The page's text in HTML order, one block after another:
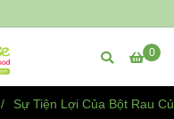
0
/ Sự Tiện Lợi Của Bột Rau